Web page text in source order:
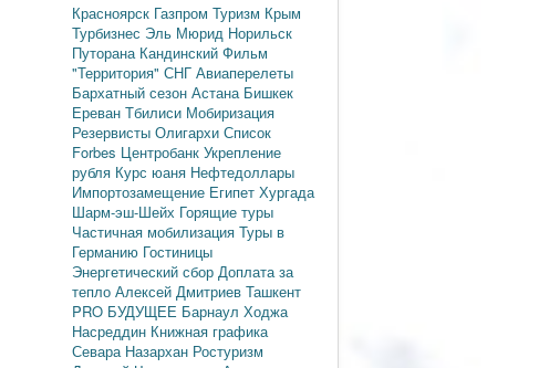
Красноярск Газпром Туризм Крым
Турбизнес Эль Мюрид Норильск
Путорана Кандинский Фильм
"Территория" СНГ Авиаперелеты
Бархатный сезон Астана Бишкек
Ереван Тбилиси Мобиризация
Резервисты Олигархи Список
Forbes Центробанк Укрепление
рубля Курс юаня Нефтедоллары
Импортозамещение Египет Хургада
Шарм-эш-Шейх Горящие туры
Частичная мобилизация Туры в
Германию Гостиницы
Энергетический сбор Доплата за
тепло Алексей Дмитриев Ташкент
PRO БУДУЩЕЕ Барнаул Ходжа
Насреддин Книжная графика
Севара Назархан Ростуризм